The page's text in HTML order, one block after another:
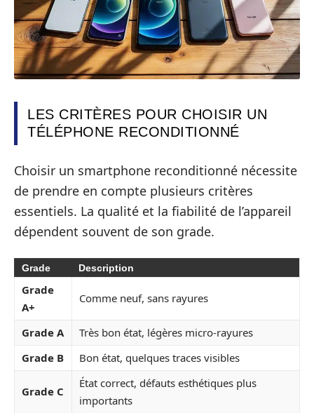
LES CRITÈRES POUR CHOISIR UN
TÉLÉPHONE RECONDITIONNÉ
Choisir un smartphone reconditionné nécessite
de prendre en compte plusieurs critères
essentiels. La qualité et la fiabilité de l’appareil
dépendent souvent de son grade.
Grade Description
Grade
A+
Comme neuf, sans rayures
Grade A
Très bon état, légères micro-rayures
Grade B
Bon état, quelques traces visibles
Grade C
État correct, défauts esthétiques plus
importants